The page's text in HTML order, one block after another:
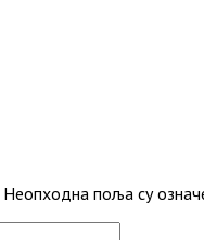
Неопходна поља су